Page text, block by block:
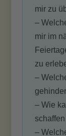
mir zu
–
mir im
zu
–
– Wie
–